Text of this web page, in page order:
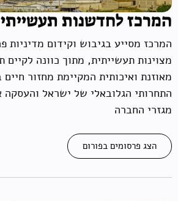
המרכז לחדשנות
המרכז מסייע בגיבוש וקידום מדיניות
מצוינות תעשייתית, מתוך כוונה לקיים
מאוזנת ואיכותית המקיימת מחזור
התחרותי הגלובאלי של ישראל והעסקה
מגזרי החברה
הצג פרסומים בפורום